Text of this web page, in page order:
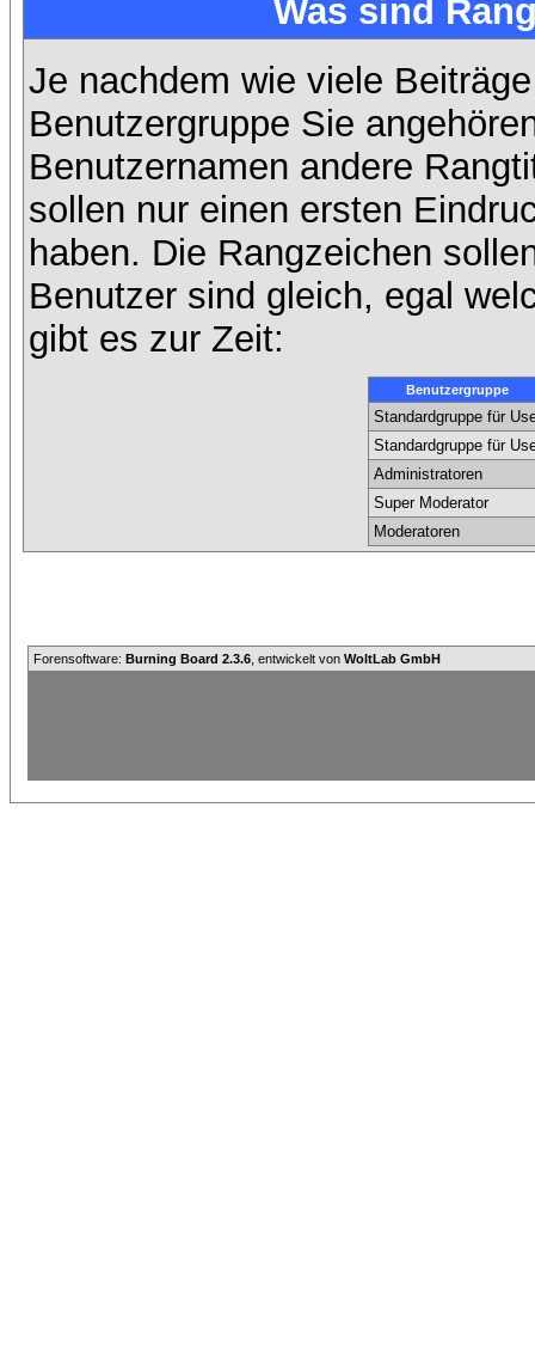
Was sind
Je nachdem wie viele
Benutzergruppe Sie
Benutzernamen andere
sollen nur einen ersten
haben. Die Rangzeichen
Benutzer sind gleich, egal
gibt es zur Zeit:
Benutzergruppe
Standardgruppe für
Standardgruppe für
Administratoren
Super Moderator
Moderatoren
Forensoftware: Burning Board 2.3.6 , entwickelt von WoltLab GmbH